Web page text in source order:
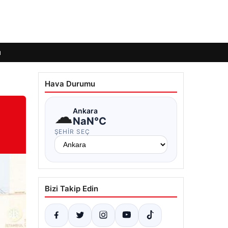
Hava Durumu
☁Ankara
NaN°C
ŞEHIR SEÇ
Bizi Takip Edin